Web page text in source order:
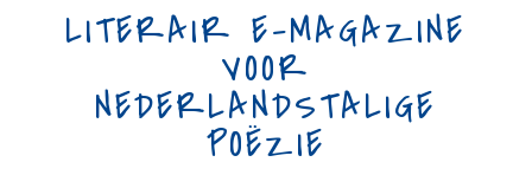
LITERAIR E-MAGAZINE
VOOR
NEDERLANDSTALIGE
POËZIE